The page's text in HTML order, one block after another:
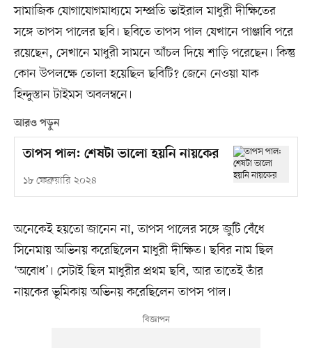
সামাজিক যোগাযোগমাধ্যমে সম্প্রতি ভাইরাল মাধুরী দীক্ষিতের
সঙ্গে তাপস পালের ছবি। ছবিতে তাপস পাল যেখানে পাঞ্জাবি পরে
রয়েছেন, সেখানে মাধুরী সামনে আঁচল দিয়ে শাড়ি পরেছেন। কিন্তু
কোন উপলক্ষে তোলা হয়েছিল ছবিটি? জেনে নেওয়া যাক
হিন্দুস্তান টাইমস অবলম্বনে।
আরও পড়ুন
তাপস পাল: শেষটা ভালো হয়নি নায়কের
১৮ ফেব্রুয়ারি ২০২৪
অনেকেই হয়তো জানেন না, তাপস পালের সঙ্গে জুটি বেঁধে
সিনেমায় অভিনয় করেছিলেন মাধুরী দীক্ষিত। ছবির নাম ছিল
‘অবোধ’। সেটাই ছিল মাধুরীর প্রথম ছবি, আর তাতেই তাঁর
নায়কের ভূমিকায় অভিনয় করেছিলেন তাপস পাল।